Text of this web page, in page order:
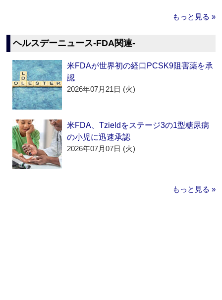
もっと見る »
ヘルスデーニュース‐FDA関連‐
米FDAが世界初の経口PCSK9阻害薬を承
認
2026年07月21日 (火)
米FDA、Tzieldをステージ3の1型糖尿病
の小児に迅速承認
2026年07月07日 (火)
もっと見る »